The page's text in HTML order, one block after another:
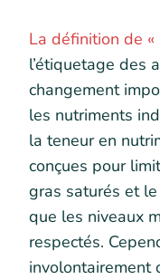
La définition de
l’étiquetage des
changement
les nutriments
la teneur en
conçues pour
gras saturés et
que les niveaux
respectés.
involontairement